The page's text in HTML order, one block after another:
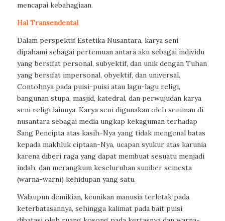
mencapai kebahagiaan.
Hal Transendental
Dalam perspektif Estetika Nusantara, karya seni
dipahami sebagai pertemuan antara aku sebagai individu
yang bersifat personal, subyektif, dan unik dengan Tuhan
yang bersifat impersonal, obyektif, dan universal.
Contohnya pada puisi-puisi atau lagu-lagu religi,
bangunan stupa, masjid, katedral, dan perwujudan karya
seni religi lainnya. Karya seni digunakan oleh seniman di
nusantara sebagai media ungkap kekaguman terhadap
Sang Pencipta atas kasih-Nya yang tidak mengenal batas
kepada makhluk ciptaan-Nya, ucapan syukur atas karunia
karena diberi raga yang dapat membuat sesuatu menjadi
indah, dan merangkum keseluruhan sumber semesta
(warna-warni) kehidupan yang satu.
Walaupun demikian, keunikan manusia terletak pada
keterbatasannya, sehingga kalimat pada bait puisi